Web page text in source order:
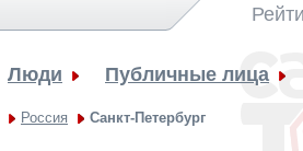
Люди Публичные лица
Россия Санкт-Петербург